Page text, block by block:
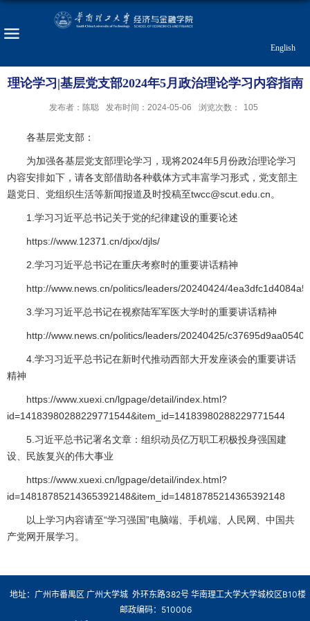
English
理论学习|基层党支部2024年5月政治理论学习内容指南
发布者：陈聪 发布时间：2024-05-06 浏览次数： 105
各基层党支部：
为加强各基层党支部理论学习，现将2024年5月份政治理论学习
内容安排如下，请各支部借助各种载体方式丰富学习形式，党支部主
题党日、党组织生活等新闻报道及时投稿至twcc@scut.edu.cn。
1.学习习近平总书记关于党的纪律建设的重要论述
https://www.12371.cn/djxx/djls/
2.学习习近平总书记在重庆考察时的重要讲话精神
http://www.news.cn/politics/leaders/20240424/
3.学习习近平总书记在视察陆军军医大学时的重要讲话精神
http://www.news.cn/politics/leaders/20240425/
4.学习习近平总书记在新时代推动西部大开发座谈会的重要讲话
精神
https://www.xuexi.cn/lgpage/detail/index.html?
id=14183980288229771544&item_id=14183980288229771544
5.习近平总书记署名文章：组织动员亿万职工积极投身强国建
设、民族复兴的伟大事业
https://www.xuexi.cn/lgpage/detail/index.html?
id=14818785214365392148&item_id=14818785214365392148
以上学习内容请至“学习强国”电脑端、手机端、人民网、中国共
产党网开展学习。
地址：广州市番禺区 广州大学城 外环东路382号 华南理工大学大学城校区B10楼
邮政编码：510006